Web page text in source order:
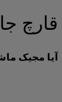
قارچ
آیا مجیک